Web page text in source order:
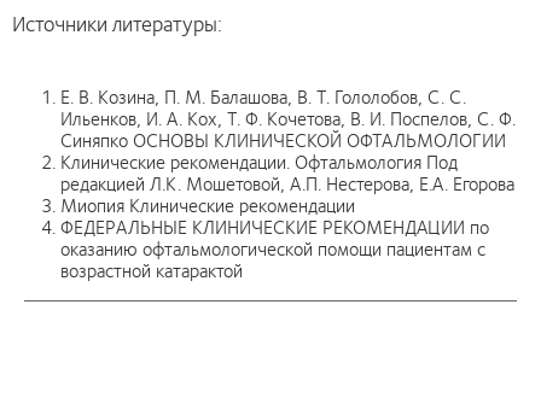
Источники литературы:
Е. В. Козина, П. М. Балашова, В. Т. Гололобов, С. С.
Ильенков, И. А. Кох, Т. Ф. Кочетова, В. И. Поспелов, С. Ф.
Синяпко ОСНОВЫ КЛИНИЧЕСКОЙ ОФТАЛЬМОЛОГИИ
Клинические рекомендации. Офтальмология Под
редакцией Л.К. Мошетовой, А.П. Нестерова, Е.А. Егорова
Миопия Клинические рекомендации
ФЕДЕРАЛЬНЫЕ КЛИНИЧЕСКИЕ РЕКОМЕНДАЦИИ по
оказанию офтальмологической помощи пациентам с
возрастной катарактой